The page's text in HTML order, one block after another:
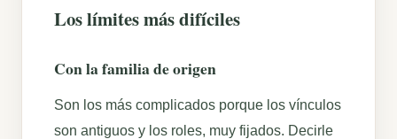
Los límites más difíciles
Con la familia de origen
Son los más complicados porque los vínculos
son antiguos y los roles, muy fijados. Decirle